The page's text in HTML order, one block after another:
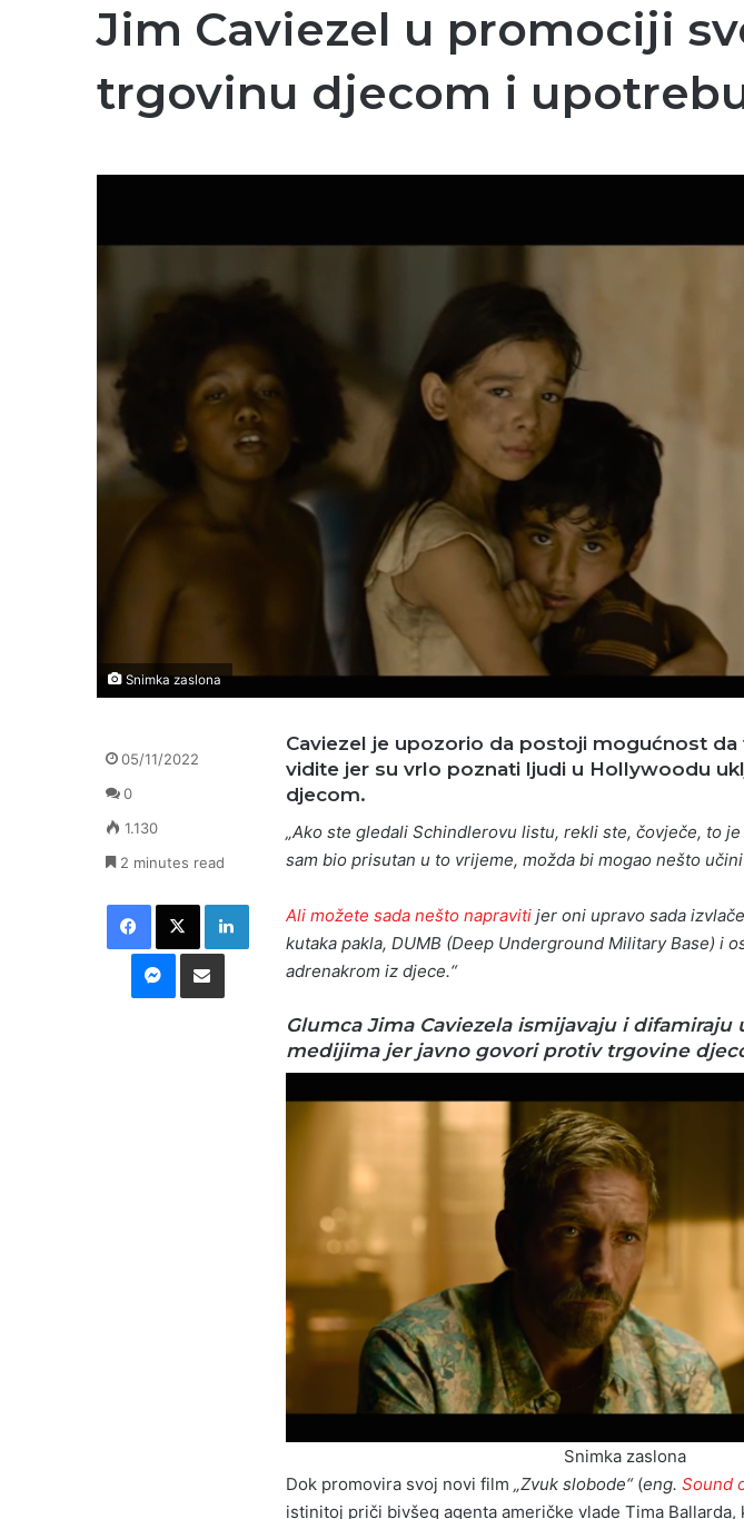
Jim Caviezel u promociji
trgovinu djecom i
Snimka zaslona
Caviezel je upozorio da postoji mogućnost
vidite jer su vrlo poznati ljudi u Hollywoodu
djecom.
„Ako ste gledali Schindlerovu listu, rekli ste, čovječe, to
sam bio prisutan u to vrijeme, možda bi mogao nešto
Ali možete sada nešto napraviti jer oni upravo sada
kutaka pakla, DUMB (Deep Underground Military Base) i
adrenakrom iz djece.“
Glumca Jima Caviezela ismijavaju i difamiraju
medijima jer javno govori protiv trgovine
Snimka zaslona
Dok promovira svoj novi film „Zvuk slobode“(eng. Sound
istinitoj priči bivšeg agenta američke vlade Tima Ballarda,
05/11/2022
0
1.130
2 minutes read
Facebook
X LinkedIn
Messenger
Podijeli putem E-maila